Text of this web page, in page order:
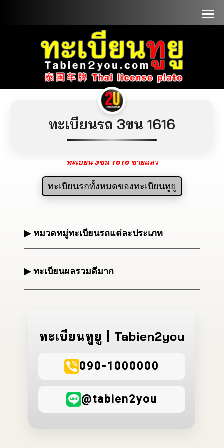
ทะเบียนรถ 3ขน 1616
ทะเบียน 3ขน 1616 ขายแล้ว
▶ หมวดหมู่ทะเบียนรถแต่ละประเภท
▶ ทะเบียนผลรวมดีมาก
ทะเบียนทูยู | Tabien2you
090-1000000
@tabien2you